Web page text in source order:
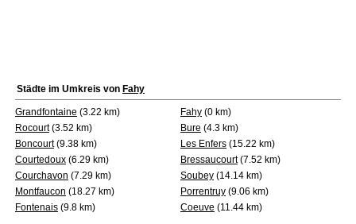
Städte im Umkreis von Fahy
Grandfontaine (3.22 km) Fahy (0 km)
Rocourt(3.52 km) Bure (4.3 km)
Boncourt(9.38 km) Les Enfers (15.22 km)
Courtedoux (6.29 km) Bressaucourt(7.52 km)
Courchavon (7.29 km) Soubey (14.14 km)
Montfaucon (18.27 km) Porrentruy (9.06 km)
Fontenais (9.8 km) Coeuve (11.44 km)